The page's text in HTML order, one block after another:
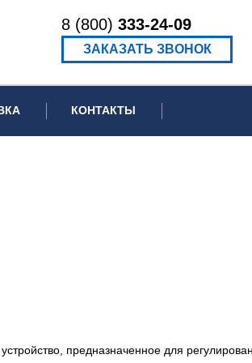
8 (800) 333-24-09
ЗАКАЗАТЬ ЗВОНОК
КОНТАКТЫ
предназначенное для